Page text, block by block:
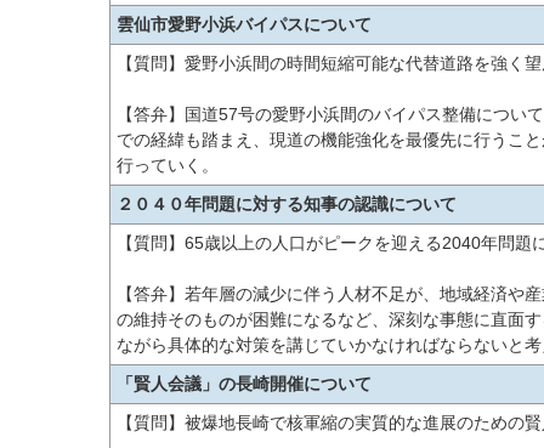
雲仙市愛野小浜バイパスについて
【質問】愛野小浜間の時間短縮可能な代替道路を強く
【答弁】国道57号の愛野小浜間のバイパス整備につ
での経緯も踏まえ、現道の機能強化を最優先に行うこ
行っていく。
２０４０年問題に対する知事の認識について
【質問】65歳以上の人口がピークを迎える2040年問
【答弁】若年層の減少に伴う人材不足が、地域経済や
の維持そのものが困難になるなど、深刻な事態に直面
ながら具体的な対策を講じていかなければならないと
「賢人会議」の長崎開催について
【質問】被爆地長崎で核軍縮の実質的な進展のための